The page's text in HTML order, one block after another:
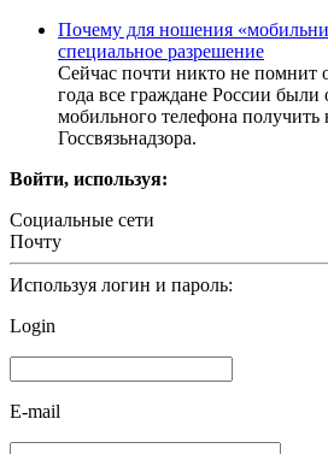
Почему для ношения
специальное разрешение
Сейчас почти никто не помнит
года все граждане России
мобильного телефона получить
Госсвязьнадзора.
Войти, используя:
Социальные сети
Почту
Используя логин и пароль:
Login
E-mail